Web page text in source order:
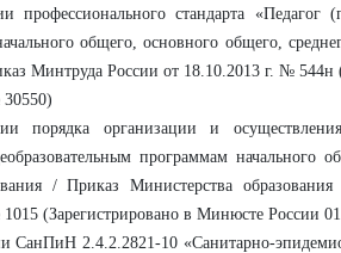
профессионального стандарта «Педагог
общего, основного общего,
Минтруда России от 18.10.2013 г. №
порядка организации и осуществления
программам начального
/ Приказ Министерства
(Зарегистрировано в Минюсте России
СанПиН 2.4.2.2821-10 «Санитарно-